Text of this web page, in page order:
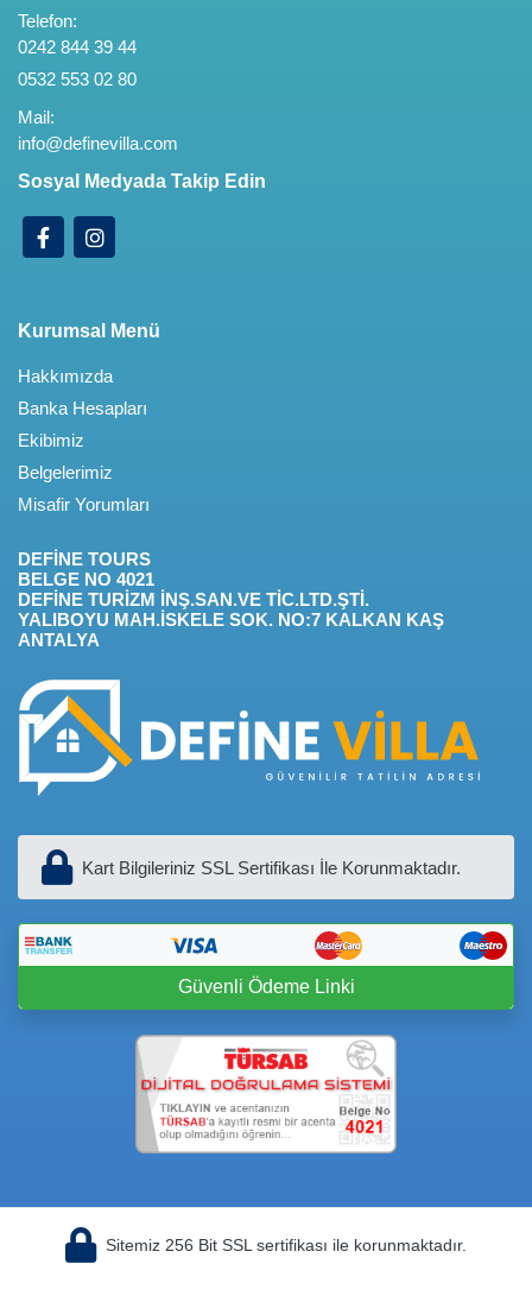
Telefon:
0242 844 39 44
0532 553 02 80
Mail:
info@definevilla.com
Sosyal Medyada Takip Edin
Kurumsal Menü
Hakkımızda
Banka Hesapları
Ekibimiz
Belgelerimiz
Misafir Yorumları
DEFİNE TOURS
BELGE NO 4021
DEFİNE TURİZM İNŞ.SAN.VE TİC.LTD.ŞTİ.
YALIBOYU MAH.İSKELE SOK. NO:7 KALKAN KAŞ
ANTALYA
Kart Bilgileriniz SSL Sertifikası İle Korunmaktadır.
Güvenli Ödeme Linki
Sitemiz 256 Bit SSL sertifikası ile korunmaktadır.